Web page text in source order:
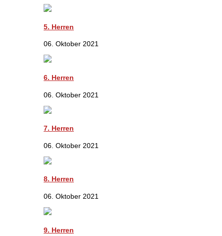
5. Herren
06. Oktober 2021
6. Herren
06. Oktober 2021
7. Herren
06. Oktober 2021
8. Herren
06. Oktober 2021
9. Herren